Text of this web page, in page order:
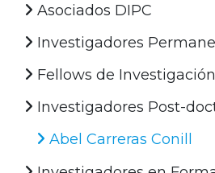
Asociados DIPC
Investigadores
Fellows de Investigación
Investigadores Post-
Abel Carreras Conill